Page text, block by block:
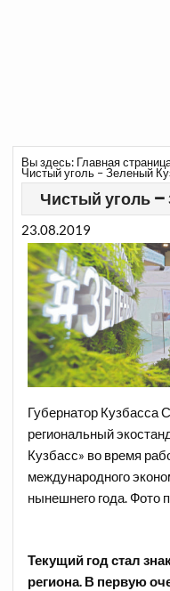
Вы здесь: Главная
Чистый уголь – Зеленый
Чистый уголь –
23.08.2019
Губернатор Кузбасса
региональный
Кузбасс» во время
международного
нынешнего года.
Текущий год стал
региона. В первую